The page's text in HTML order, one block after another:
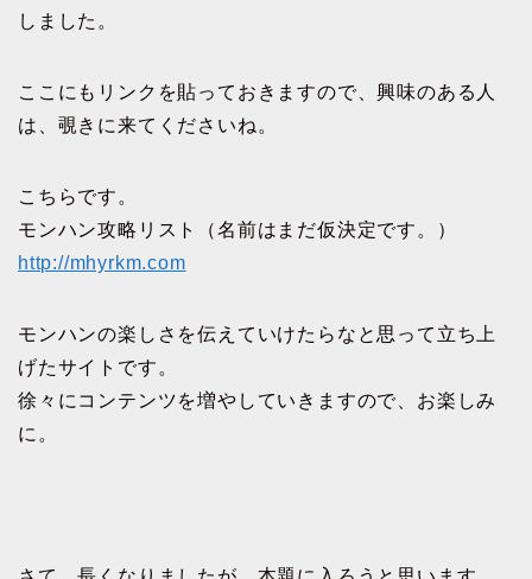
しました。
ここにもリンクを貼っておきますので、興味のある人
は、覗きに来てくださいね。
こちらです。
モンハン攻略リスト（名前はまだ仮決定です。）
http://mhyrkm.com
モンハンの楽しさを伝えていけたらなと思って立ち上
げたサイトです。
徐々にコンテンツを増やしていきますので、お楽しみ
に。